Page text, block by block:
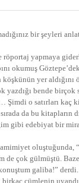
bir şeyleri
röportaj yapmaya
okumuş
yer
bende birçok
Şimdi o satırları kaç
da bu
gibi edebiyat bir
de çok gülmüştü.
galiba!”
cümlenin